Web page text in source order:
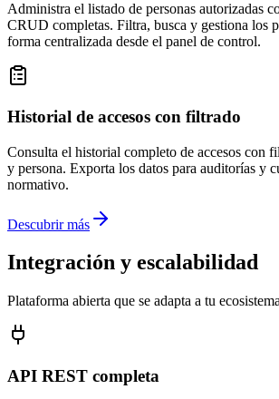
Administra el listado de personas autorizadas
CRUD completas. Filtra, busca y gestiona los
forma centralizada desde el panel de control.
Historial de accesos con filtrado
Consulta el historial completo de accesos con
y persona. Exporta los datos para auditorías y
normativo.
Descubrir más
Integración y escalabilidad
Plataforma abierta que se adapta a tu
API REST completa